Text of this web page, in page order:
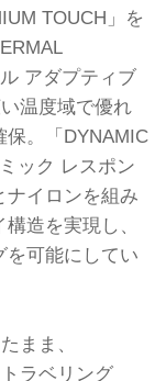
TOUCH」を
アダプティブ
温度域で優れ
保。「DYNAMIC
ック レスポン
ナイロンを組み
造を実現し、
を可能にしてい
まま、
ラベリング